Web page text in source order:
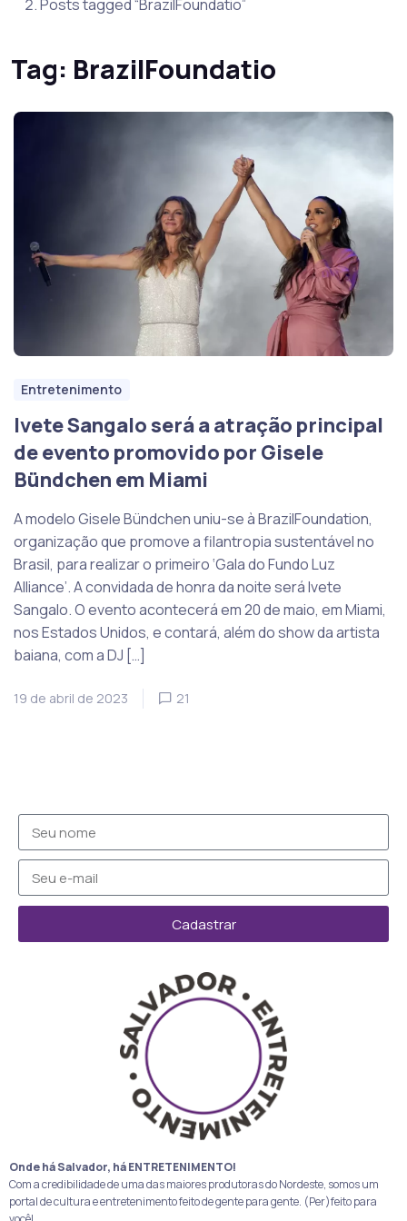
Posts tagged “BrazilFoundatio”
Tag: BrazilFoundatio
Entretenimento
Ivete Sangalo será a atração principal
de evento promovido por Gisele
Bündchen em Miami
A modelo Gisele Bündchen uniu-se à BrazilFoundation,
organização que promove a filantropia sustentável no
Brasil, para realizar o primeiro ‘Gala do Fundo Luz
Alliance’. A convidada de honra da noite será Ivete
Sangalo. O evento acontecerá em 20 de maio, em Miami,
nos Estados Unidos, e contará, além do show da artista
baiana, com a DJ […]
19 de abril de 2023 21
Cadastrar
Onde há Salvador, há ENTRETENIMENTO!
Com a credibilidade de uma das maiores produtoras do Nordeste, somos um
portal de cultura e entretenimento feito de gente para gente. (Per)feito para